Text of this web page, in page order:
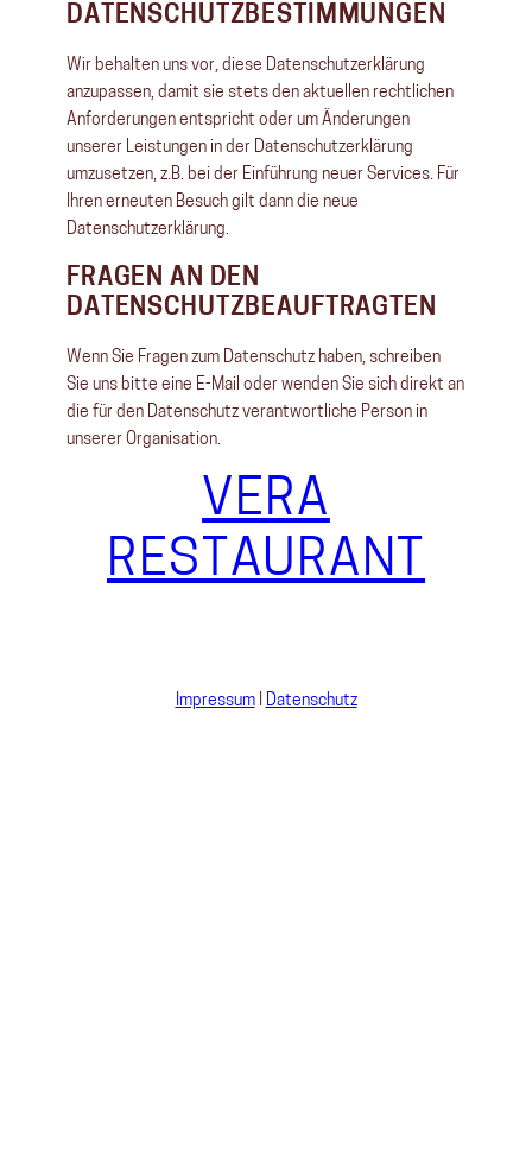
DATENSCHUTZBESTIMMUNGEN
Wir behalten uns vor, diese Datenschutzerklärung
anzupassen, damit sie stets den aktuellen rechtlichen
Anforderungen entspricht oder um Änderungen
unserer Leistungen in der Datenschutzerklärung
umzusetzen, z.B. bei der Einführung neuer Services. Für
Ihren erneuten Besuch gilt dann die neue
Datenschutzerklärung.
FRAGEN AN DEN
DATENSCHUTZBEAUFTRAGTEN
Wenn Sie Fragen zum Datenschutz haben, schreiben
Sie uns bitte eine E-Mail oder wenden Sie sich direkt an
die für den Datenschutz verantwortliche Person in
unserer Organisation.
VERA
RESTAURANT
ImpressumI Datenschutz